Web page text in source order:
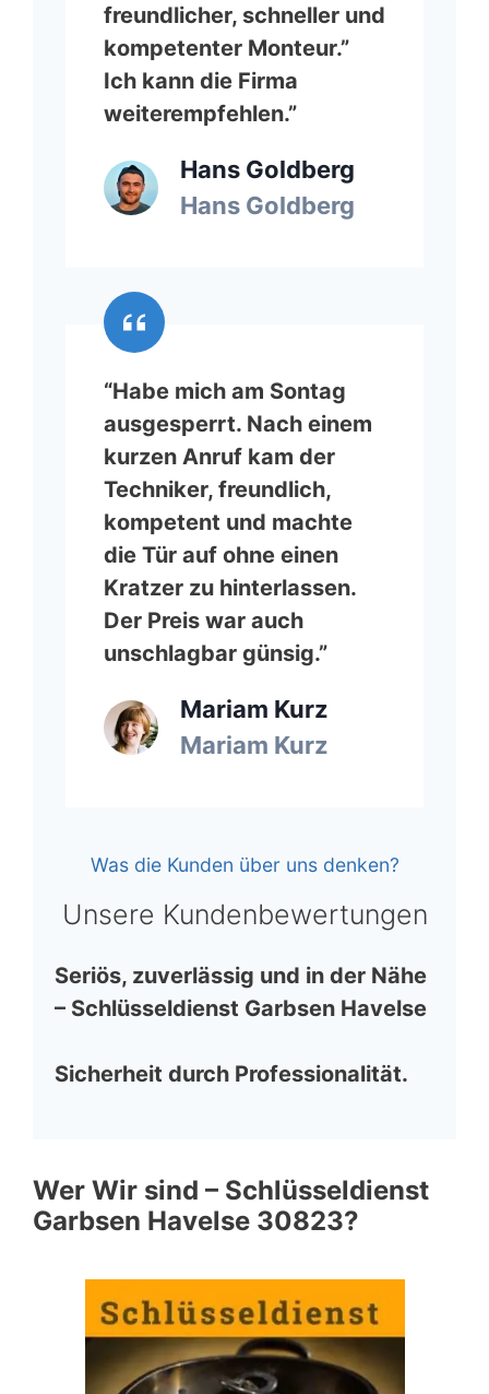
freundlicher, schneller und
kompetenter Monteur.”
Ich kann die Firma
weiterempfehlen.”
Hans Goldberg
Hans Goldberg
“Habe mich am Sontag
ausgesperrt. Nach einem
kurzen Anruf kam der
Techniker, freundlich,
kompetent und machte
die Tür auf ohne einen
Kratzer zu hinterlassen.
Der Preis war auch
unschlagbar günsig.”
Mariam Kurz
Mariam Kurz
Was die Kunden über uns denken?
Unsere Kundenbewertungen
Seriös, zuverlässig und in der Nähe
– Schlüsseldienst Garbsen Havelse
Sicherheit durch Professionalität.
Wer Wir sind – Schlüsseldienst
Garbsen Havelse 30823?